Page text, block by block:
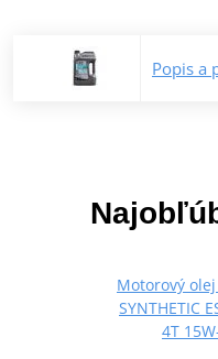
Popis a
Motorový olej
SYNTHETIC
4T